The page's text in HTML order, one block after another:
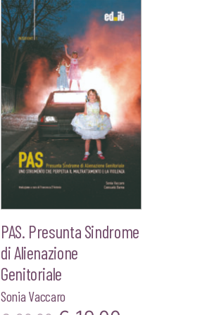
originale
era:
€10,00.
attuale
è:
€9,50.
PAS. Presunta Sindrome
di Alienazione
Genitoriale
Sonia Vaccaro